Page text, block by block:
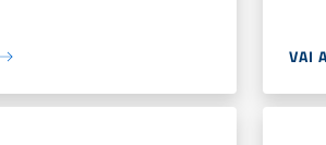
VAI